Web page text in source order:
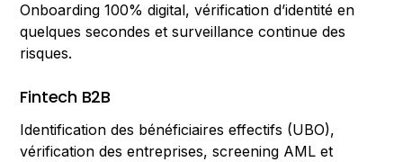
Onboarding 100% digital, vérification d’identité en
quelques secondes et surveillance continue des
risques.
Fintech B2B
Identification des bénéficiaires effectifs (UBO),
vérification des entreprises, screening AML et